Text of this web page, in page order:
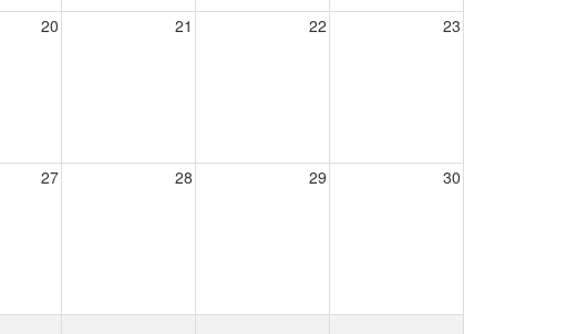
20 21 22 23
27 28 29 30